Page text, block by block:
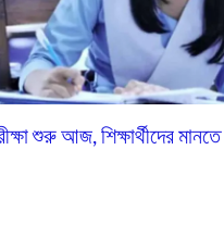
শুরু আজ, শিক্ষার্থীদের